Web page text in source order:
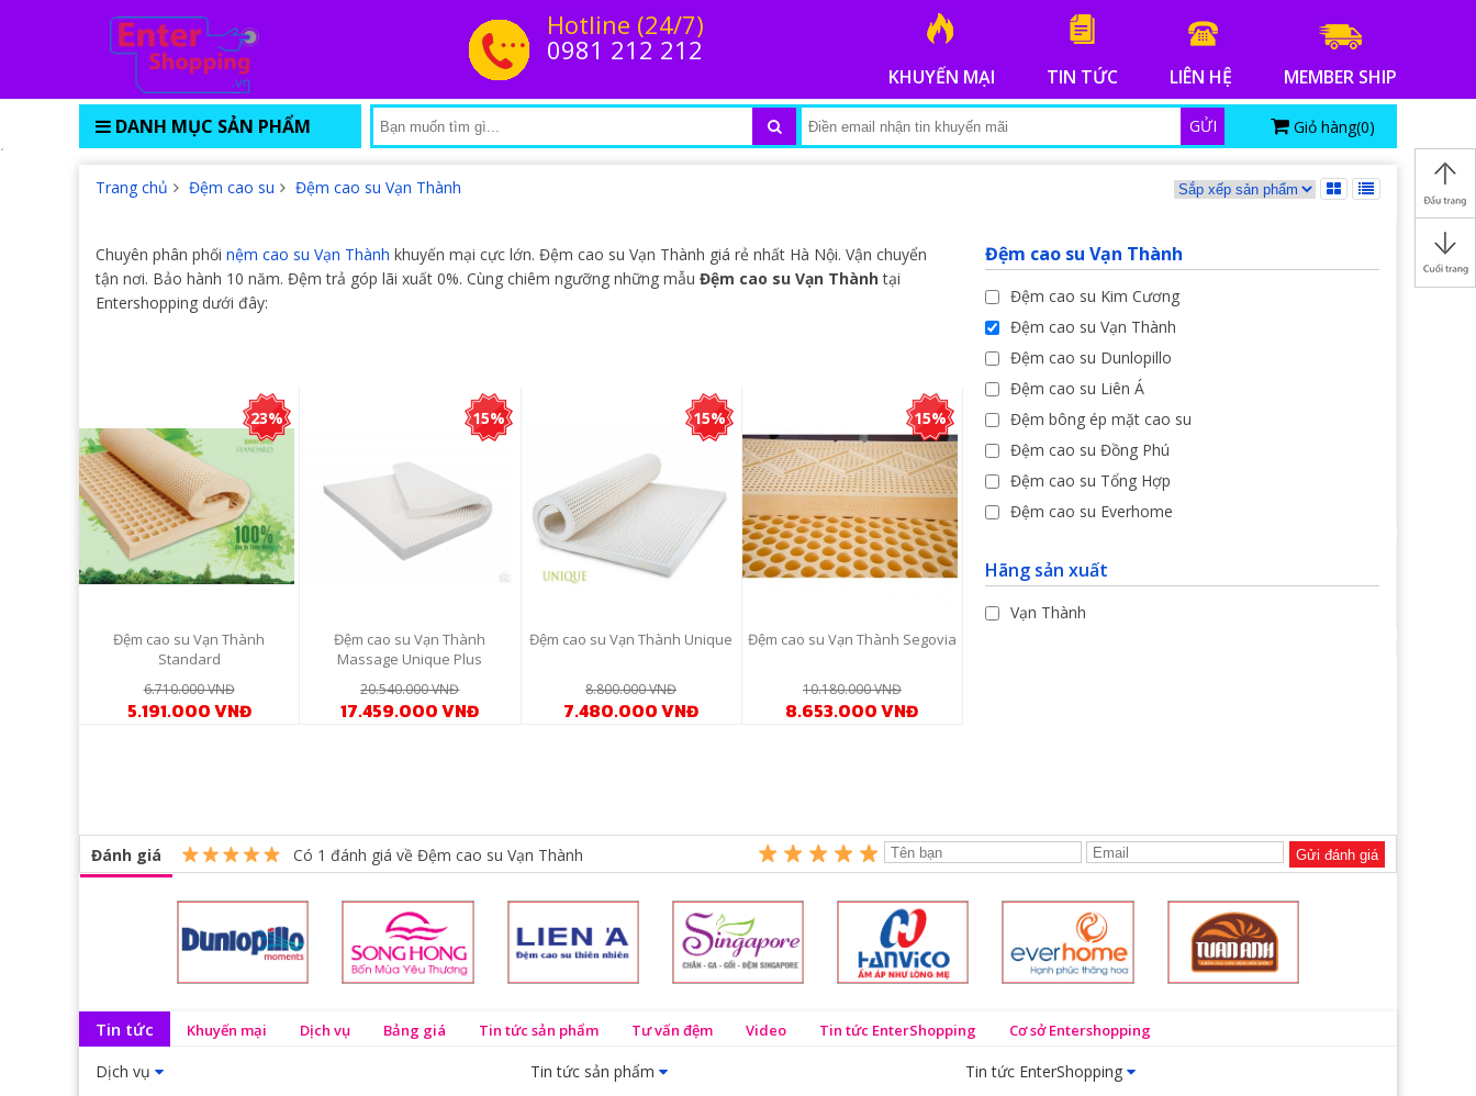
Hotline (24/7)
0981 212 212
KHUYẾN MẠI TIN TỨC LIÊN HỆ MEMBER SHIP
DANH MỤC SẢN PHẨM GỬI Giỏ hàng(0)
Trang chủ Đệm cao su Đệm cao su Vạn Thành
Chuyên phân phối nệm cao su Vạn Thành khuyến mại cực lớn. Đệm cao su Vạn Thành giá rẻ nhất Hà Nội. Vận chuyển
tận nơi. Bảo hành 10 năm. Đệm trả góp lãi xuất 0%. Cùng chiêm ngưỡng những mẫu Đệm cao su Vạn Thànhtại
Entershopping dưới đây:
23%
Đệm cao su Vạn Thành
Standard
6.710.000 VNĐ
5.191.000 VNĐ
15%
Đệm cao su Vạn Thành
Massage Unique Plus
20.540.000 VNĐ
17.459.000 VNĐ
15%
Đệm cao su Vạn Thành Unique
8.800.000 VNĐ
7.480.000 VNĐ
15%
Đệm cao su Vạn Thành Segovia
10.180.000 VNĐ
8.653.000 VNĐ
Đệm cao su Vạn Thành
Đệm cao su Kim Cương
Đệm cao su Vạn Thành
Đệm cao su Dunlopillo
Đệm cao su Liên Á
Đệm bông ép mặt cao su
Đệm cao su Đồng Phú
Đệm cao su Tổng Hợp
Đệm cao su Everhome
Hãng sản xuất
Vạn Thành
Đánh giá Có 1 đánh giá về Đệm cao su Vạn Thành Gửi đánh giá
Tin tức Khuyến mại Dịch vụ Bảng giá Tin tức sản phẩm Tư vấn đệm Video Tin tức EnterShopping Cơ sở Entershopping
Dịch vụ Tin tức sản phẩm Tin tức EnterShopping